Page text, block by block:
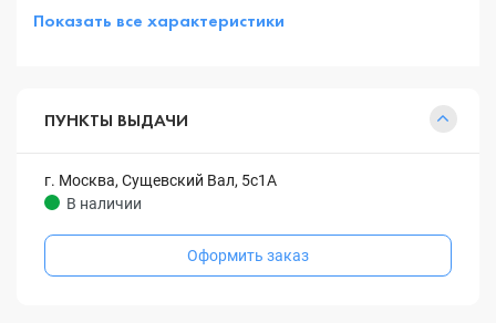
Показать все характеристики
ПУНКТЫ ВЫДАЧИ
г. Москва, Сущевский Вал, 5с1А
В наличии
Оформить заказ